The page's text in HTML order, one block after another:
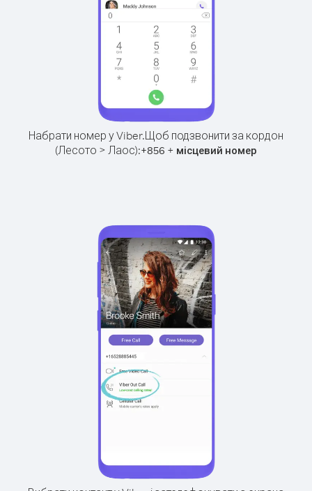
Набрати номер у Viber.Щоб подзвонити за кордон
(Лесото > Лаос):+856 + місцевий номер